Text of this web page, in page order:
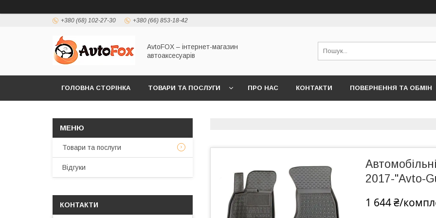
+380 (68) 102-27-30 +380 (66) 853-18-42
AvtoFOX – інтернет-магазин
автоаксесуарів
ГОЛОВНА СТОРІНКА ТОВАРИ ТА ПОСЛУГИ ПРО НАС КОНТАКТИ ПОВЕРНЕННЯ ТА ОБМІН
2017-"Avto-
1 644 ₴/
Товари та послуги
Відгуки
КОНТАКТИ